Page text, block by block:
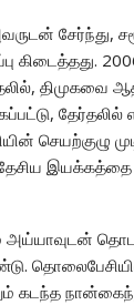
சேர்ந்து,
கிடைத்தது.
திமுகவை
தேர்தலில்
செயற்குழு
இயக்கத்தை
அய்யாவுடன்
கடந்த